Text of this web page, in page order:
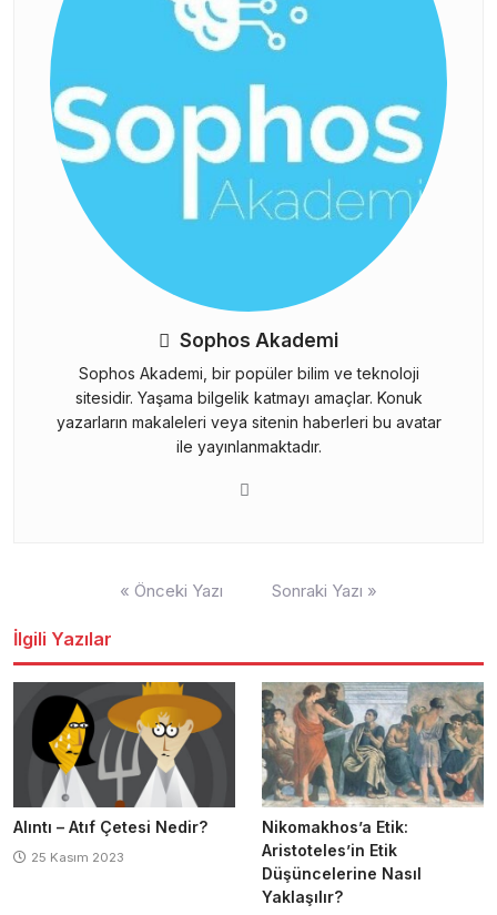
Sophos Akademi
Sophos Akademi, bir popüler bilim ve teknoloji
sitesidir. Yaşama bilgelik katmayı amaçlar. Konuk
yazarların makaleleri veya sitenin haberleri bu avatar
ile yayınlanmaktadır.
« Önceki Yazı Sonraki Yazı »
İlgili Yazılar
Alıntı – Atıf Çetesi Nedir?
25 Kasım 2023
Nikomakhos’a Etik:
Aristoteles’in Etik
Düşüncelerine Nasıl
Yaklaşılır?